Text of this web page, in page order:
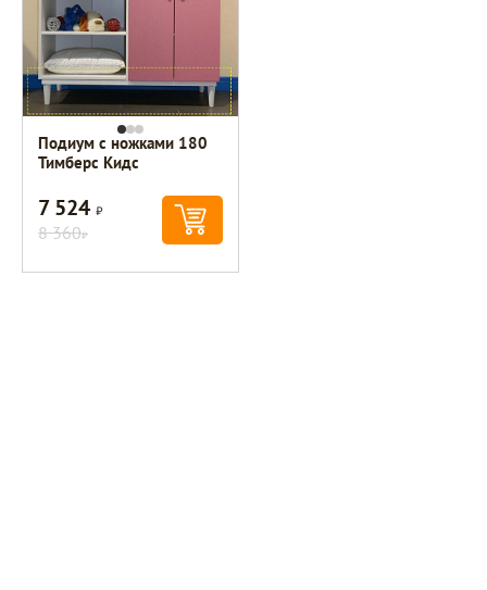
Подиум с ножками 180
Тимберс Кидс
7 524Р
8 360Р